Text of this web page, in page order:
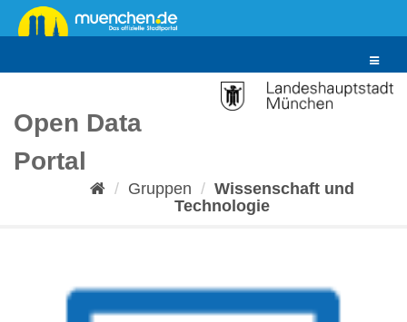
Überspringen
zum
Toggle
Open Data
Portal
Gruppen
Wissenschaft und
Technologie